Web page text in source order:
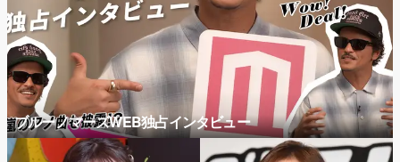
ブルーノマーズWEB独占インタビュー